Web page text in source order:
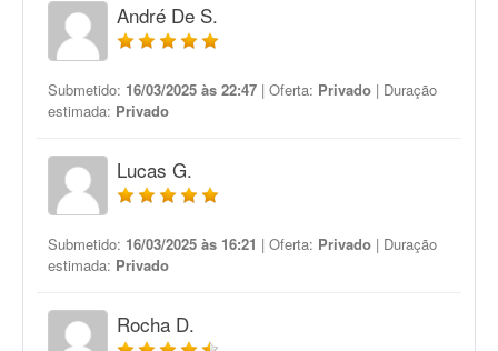
André De S.
Submetido: 16/03/2025 às 22:47 | Oferta: Privado | Duração
estimada: Privado
Lucas G.
Submetido: 16/03/2025 às 16:21 | Oferta: Privado | Duração
estimada: Privado
Rocha D.